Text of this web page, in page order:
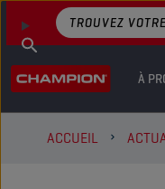
À
TROUVEZ
ACCUEIL